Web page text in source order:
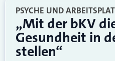
PSYCHE UND
„Mit der bKV
Gesundheit in
stellen“